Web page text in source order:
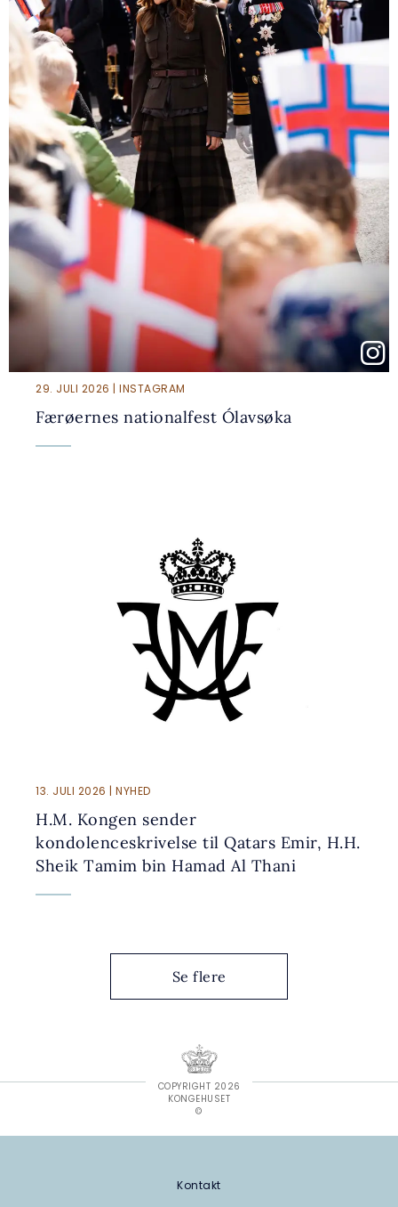
29. JULI 2026 | INSTAGRAM
Færøernes nationalfest Ólavsøka
13. JULI 2026 | NYHED
H.M. Kongen sender
kondolenceskrivelse til Qatars Emir, H.H.
Sheik Tamim bin Hamad Al Thani
Se flere
COPYRIGHT 2026
KONGEHUSET
©
Kontakt